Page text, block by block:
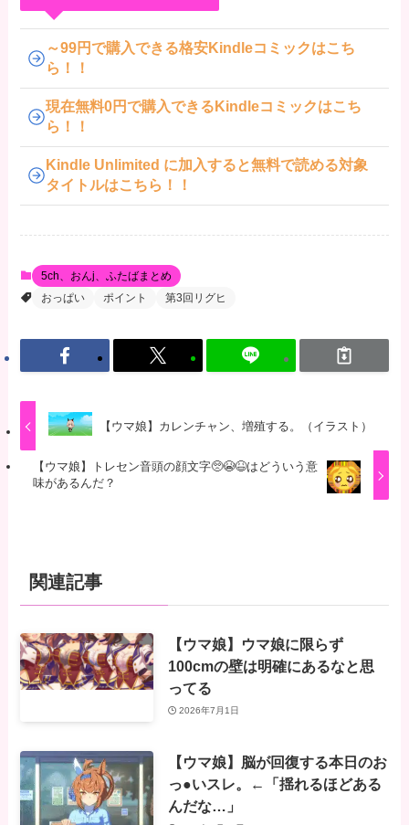
～99円で購入できる格安Kindleコミックはこち
ら！！
現在無料0円で購入できるKindleコミックはこち
ら！！
Kindle Unlimited に加入すると無料で読める対象
タイトルはこちら！！
5ch、おんj、ふたばまとめ
おっぱい
ポイント 第3回リグヒ
【ウマ娘】カレンチャン、増殖する。（イラスト）
【ウマ娘】トレセン音頭の顔文字🥺😭😆はどういう意
味があるんだ？
関連記事
【ウマ娘】ウマ娘に限らず
100cmの壁は明確にあるなと思
ってる
2026年7月1日
【ウマ娘】脳が回復する本日のお
っ●いスレ。←「揺れるほどある
んだな…」